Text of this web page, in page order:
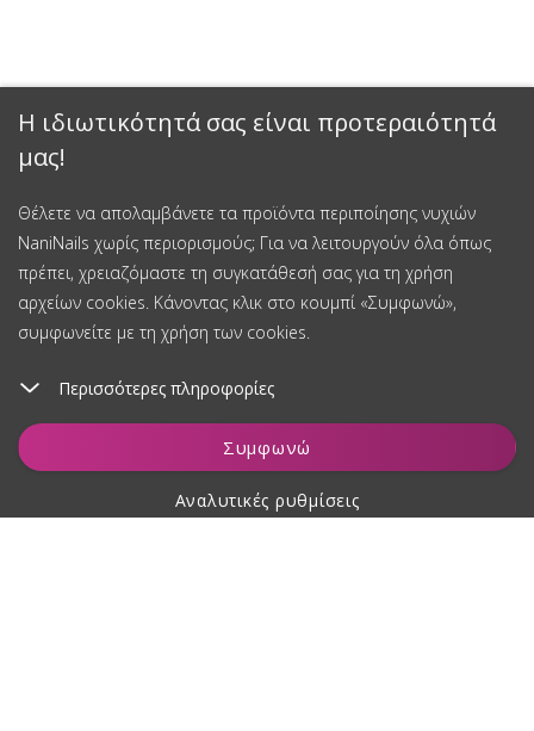
Η ιδιωτικότητά σας είναι προτεραιότητά
μας!
Θέλετε να απολαμβάνετε τα προϊόντα περιποίησης νυχιών
NaniNails χωρίς περιορισμούς; Για να λειτουργούν όλα όπως
πρέπει, χρειαζόμαστε τη συγκατάθεσή σας για τη χρήση
αρχείων cookies. Κάνοντας κλικ στο κουμπί «Συμφωνώ»,
συμφωνείτε με τη χρήση των cookies.
Περισσότερες πληροφορίες
Συμφωνώ
Αναλυτικές ρυθμίσεις
Παρακολούθηση